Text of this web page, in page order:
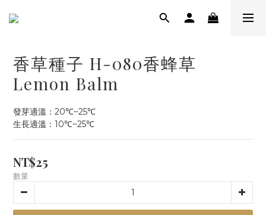
香草種子 H-080香蜂草
Lemon Balm
發芽適溫：20℃~25℃
生長適溫：10℃~25℃
NT$25
數量